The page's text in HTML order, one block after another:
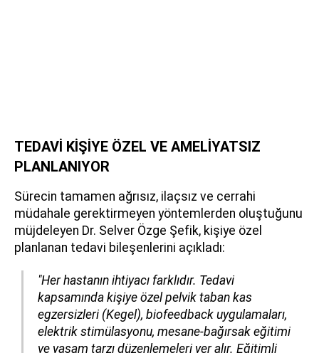
TEDAVİ KİŞİYE ÖZEL VE AMELİYATSIZ
PLANLANIYOR
Sürecin tamamen ağrısız, ilaçsız ve cerrahi
müdahale gerektirmeyen yöntemlerden oluştuğunu
müjdeleyen Dr. Selver Özge Şefik, kişiye özel
planlanan tedavi bileşenlerini açıkladı:
"Her hastanın ihtiyacı farklıdır. Tedavi
kapsamında kişiye özel pelvik taban kas
egzersizleri (Kegel), biofeedback uygulamaları,
elektrik stimülasyonu, mesane-bağırsak eğitimi
ve yaşam tarzı düzenlemeleri yer alır. Eğitimli